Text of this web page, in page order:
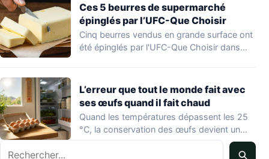
Ces 5 beurres de supermarché
épinglés par l’UFC-Que Choisir
Cinq beurres vendus en grande surface ont
été épinglés par l'UFC-Que Choisir dans
L’erreur que tout le monde fait avec
ses œufs quand il fait chaud
Quand les températures dépassent les 25
°C, la conservation des œufs devient un
vrai…
Rechercher